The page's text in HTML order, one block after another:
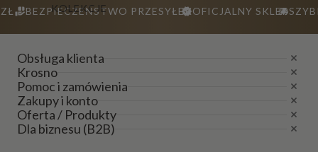
KOLEKCJE
BEZPIECZEŃSTWO PRZESYŁEKOFICJALNY SKLEP
Obsługa klienta
Krosno
Pomoc i zamówienia
Zakupy i konto
Oferta / Produkty
Dla biznesu (B2B)